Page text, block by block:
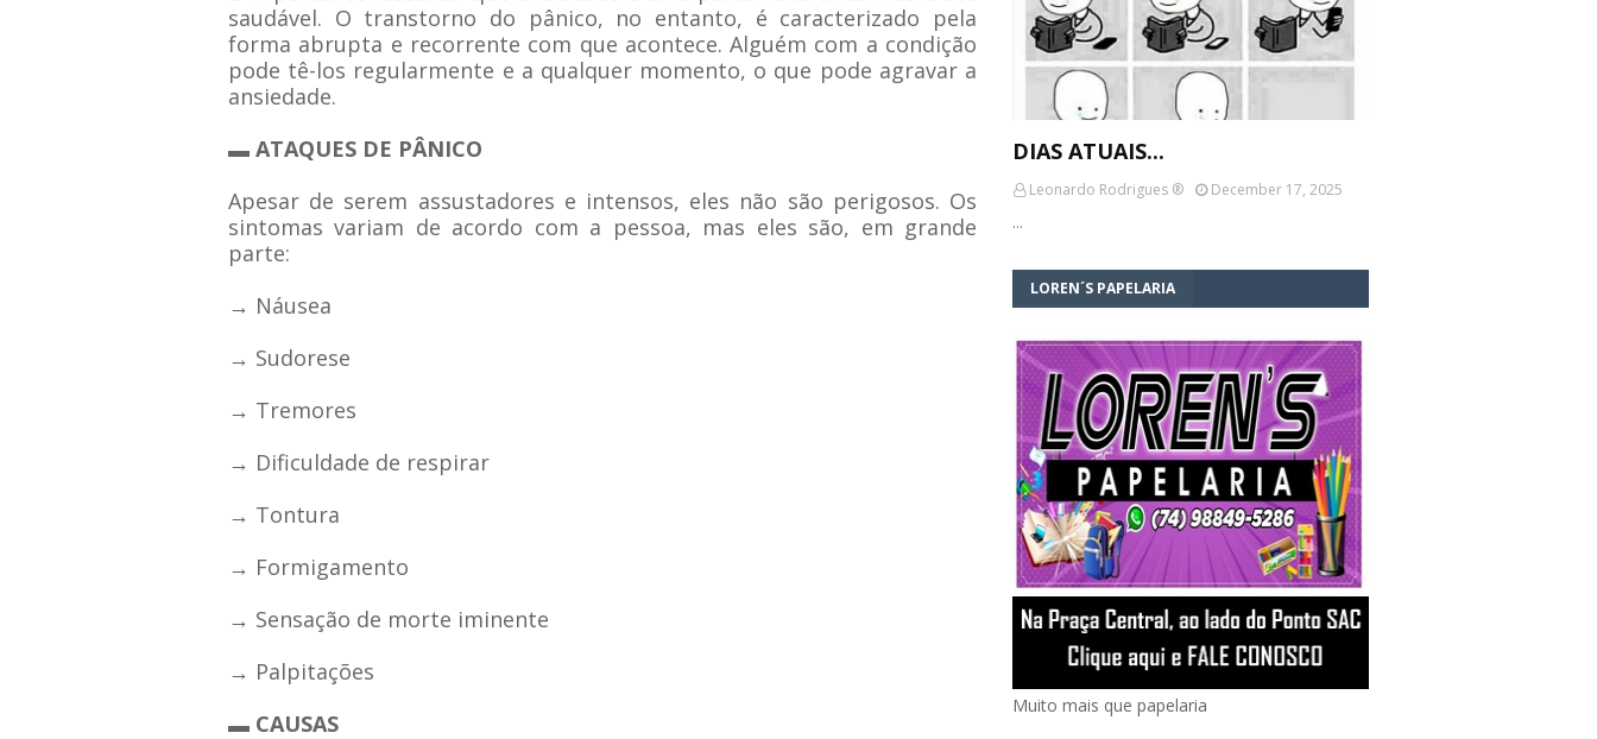
saudável. O transtorno do pânico, no entanto, é caracterizado pela
forma abrupta e recorrente com que acontece. Alguém com a condição
pode tê-los regularmente e a qualquer momento, o que pode agravar a
ansiedade.
▬ ATAQUES DE PÂNICO
Apesar de serem assustadores e intensos, eles não são perigosos. Os
sintomas variam de acordo com a pessoa, mas eles são, em grande
parte:
→ Náusea
→ Sudorese
→ Tremores
→ Dificuldade de respirar
→ Tontura
→ Formigamento
→ Sensação de morte iminente
→ Palpitações
▬ CAUSAS
DIAS ATUAIS...
Leonardo Rodrigues ®
December 17, 2025
…
LOREN´S PAPELARIA
Muito mais que papelaria